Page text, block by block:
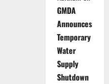
GMDA
Announces
Temporary
Water
Supply
Shutdown